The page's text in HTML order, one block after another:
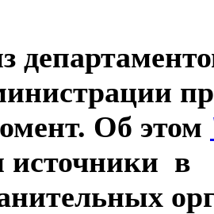
Об этом
источники в